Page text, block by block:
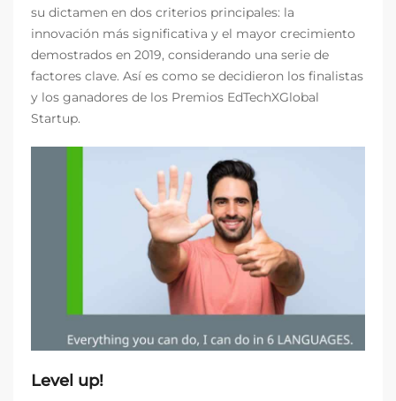
su dictamen en dos criterios principales: la
innovación más significativa y el mayor crecimiento
demostrados en 2019, considerando una serie de
factores clave. Así es como se decidieron los finalistas
y los ganadores de los Premios EdTechXGlobal
Startup.
Level up!